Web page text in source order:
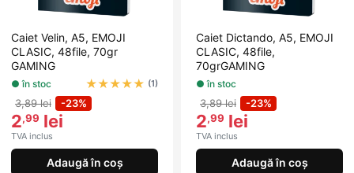
Caiet Velin, A5, EMOJI
CLASIC, 48file, 70gr
GAMING
● în stoc ★★★★★ (1)
3,89 lei -23%
2,99 lei
TVA inclus
Adaugă în coș
Caiet Dictando, A5, EMOJI
CLASIC, 48file,
70grGAMING
● în stoc
3,89 lei -23%
2,99 lei
TVA inclus
Adaugă în coș